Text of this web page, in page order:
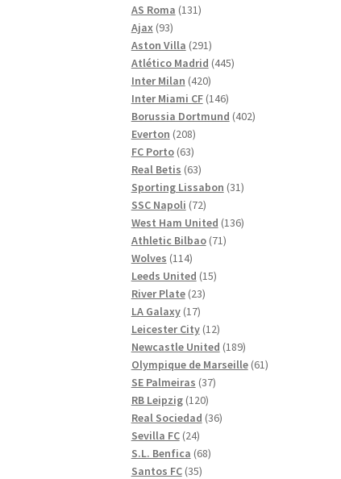
produkter
AS Roma 131131
Ajax 9393
produkter
Aston Villa 291291
produkter
Atlético Madrid 445445
Inter Milan 420420
produkter
Inter Miami CF 146146
produkter
Borussia Dortmund 402402
Everton 208208
produkter
FC Porto 6363
produkter
Real Betis 6363
produkter
Sporting Lissabon 3131
SSC Napoli 7272
produkter
West Ham United 136136
Athletic Bilbao 7171
Wolves 114114
produkter
Leeds United 1515
River Plate 2323
LA Galaxy 1717
produkter
Leicester City 1212
produkter
Newcastle United 189189
produkter
Olympique de Marseille 6161
SE Palmeiras 3737
RB Leipzig 120120
produkter
Real Sociedad 3636
Sevilla FC 2424
produkter
S.L. Benfica 6868
Santos FC 3535